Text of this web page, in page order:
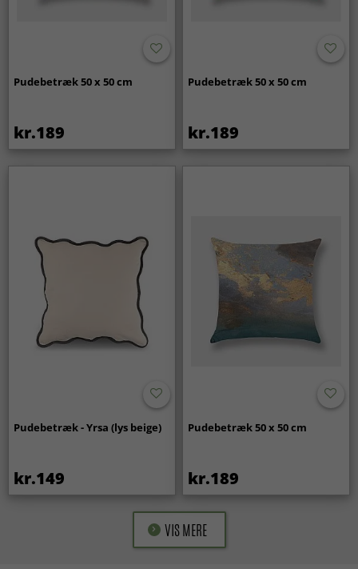
Pudebetræk 50 x 50 cm
kr.189
Pudebetræk 50 x 50 cm
kr.189
Pudebetræk - Yrsa (lys beige)
kr.149
Pudebetræk 50 x 50 cm
kr.189
VIS MERE